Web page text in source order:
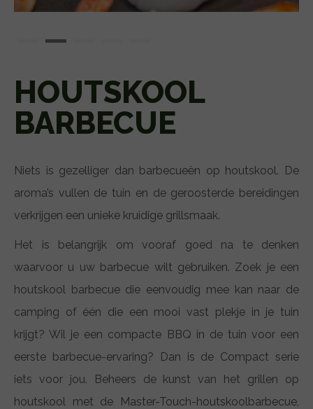
HOUTSKOOL
BARBECUE
Niets is gezelliger dan barbecueën op houtskool. De
aroma’s vullen de tuin en de geroosterde bereidingen
verkrijgen een unieke kruidige grillsmaak.
Het is belangrijk om vooraf goed na te denken
waarvoor u uw barbecue wilt gebruiken. Zoek je een
houtskool barbecue die eenvoudig mee kan naar de
camping of één die een mooi vast plekje in je tuin
krijgt? Wil je een compacte BBQ in de tuin voor een
eerste barbecue-ervaring? Dan is de Compact serie
iets voor jou. Beheers de kunst van het grillen op
houtskool met de Master-Touch-houtskoolbarbecue,